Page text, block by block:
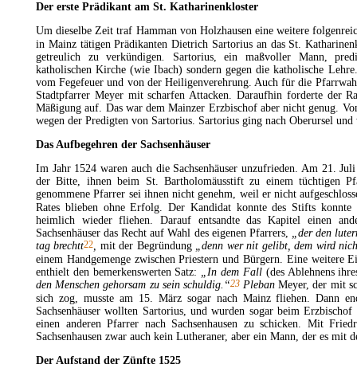
Der erste Prädikant am St. Katharinenkloster
Um dieselbe Zeit traf Hamman von Holzhausen eine weitere
in Mainz tätigen Prädikanten Dietrich Sartorius an das St.
getreulich zu verkündigen.
Sartorius, ein maßvoller Mann,
katholischen Kirche (wie Ibach) sondern gegen die katholische
vomFegefeuer und von der Heiligenverehrung. Auch für die
Stadtpfarrer Meyer mit scharfen Attacken. Daraufhin forderte der
Mäßigung auf. Das war dem Mainzer Erzbischof aber nicht genug.
wegen der Predigten von Sartorius. Sartorius ging nach Oberursel
Das Aufbegehren der Sachsenhäuser
Im Jahr 1524 waren auch die Sachsenhäuser unzufrieden. Am 21.
der Bitte, ihnen beim St. Bartholomäusstift zu einem tüchtigen
genommene Pfarrer sei ihnen nicht genehm, weil er nicht
Rates blieben ohne Erfolg. Der Kandidat konnte des Stifts
heimlich wieder fliehen. Darauf entsandte das Kapitel einen
Sachsenhäuser das Recht aufWahl des eigenen Pfarrers, „der den
tag brechtt22, mit der Begründung „denn wer nit gelibt, dem wird
einem Handgemenge zwischen Priestern und Bürgern. Eine weitere
enthielt den bemerkenswerten Satz: „In dem Fall(des Ablehnens
den Menschen gehorsam zu sein schuldig.“23PlebanMeyer, der mit
sich zog, musste am 15. März sogar nach Mainz fliehen. Dann
Sachsenhäuser wollten Sartorius, und wurden sogar beim
einen anderen Pfarrer nach Sachsenhausen zu schicken. Mit
Sachsenhausen zwar auch kein Lutheraner, aber ein Mann, der es mit
Der Aufstand der Zünfte 1525